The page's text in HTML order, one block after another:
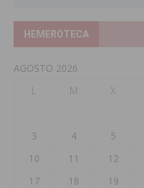
HEMEROTECA
AGOSTO 2026
L
M X
3
4 5
10
11 12
17
18 19